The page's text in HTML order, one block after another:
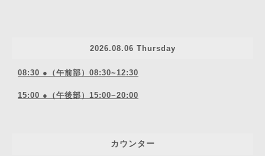
2026.08.06 Thursday
08:30 ●（午前部）08:30~12:30
15:00 ●（午後部）15:00~20:00
カウンター